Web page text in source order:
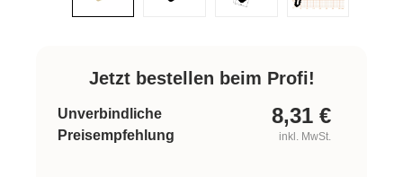
Jetzt bestellen beim Profi!
Unverbindliche
Preisempfehlung
8,31 €
inkl. MwSt.